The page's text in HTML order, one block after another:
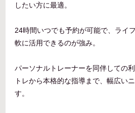
したい方に最適。
24時間いつでも予約が可能で、ライ
軟に活用できるのが強み。
パーソナルトレーナーを同伴しての
トレから本格的な指導まで、幅広い
す。